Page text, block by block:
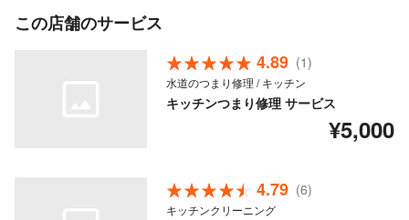
この店舗のサービス
4.89 (1)
水道のつまり修理 / キッチン
キッチンつまり修理 サービス
¥5,000
4.79 (6)
キッチンクリーニング